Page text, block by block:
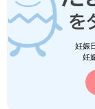
妊娠
妊